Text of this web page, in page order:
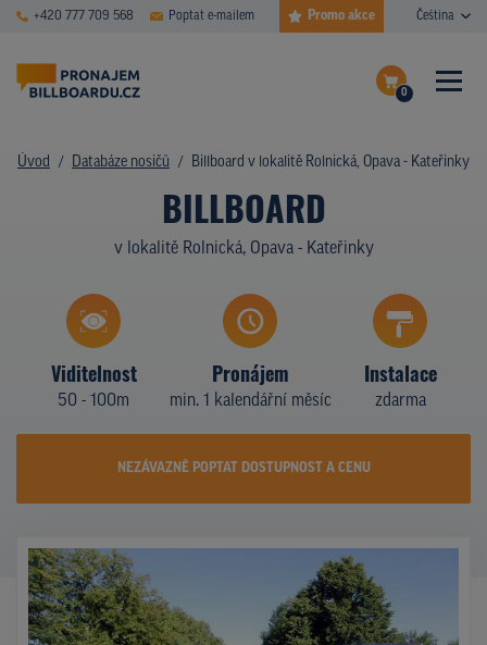
+420 777 709 568 Poptat e-mailem Promo akce Čeština
0
Dokončit poptávku
Zobrazit nosiče na mapě
ČASTÉ DOTAZY
DATABÁZE NOSIČŮ
PLOCHY V AKCI
CENY
Z PRAXE
KDO JSME
Úvod Databáze nosičů Billboard v lokalitě Rolnická, Opava - Kateřinky
BILLBOARD
v lokalitě Rolnická, Opava - Kateřinky
Viditelnost
50 - 100m
Pronájem
min. 1 kalendářní měsíc
Instalace
zdarma
NEZÁVAZNĚ POPTAT DOSTUPNOST A CENU